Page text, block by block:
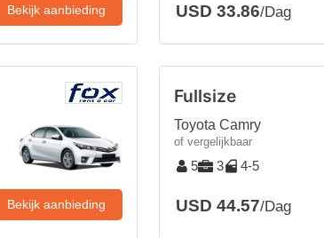
Bekijk aanbieding USD 33.86/Dag
Bekijk aanbieding
Fullsize
Toyota Camry
of vergelijkbaar
5 3 4-5
USD 44.57/Dag